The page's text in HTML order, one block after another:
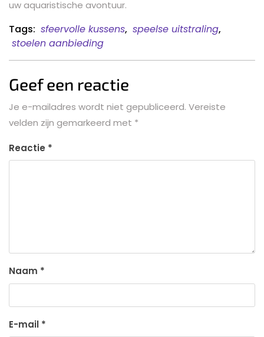
uw aquaristische avontuur.
Tags: sfeervolle kussens, speelse uitstraling,
stoelen aanbieding
Geef een reactie
Je e-mailadres wordt niet gepubliceerd. Vereiste
velden zijn gemarkeerd met *
Reactie *
Naam *
E-mail *